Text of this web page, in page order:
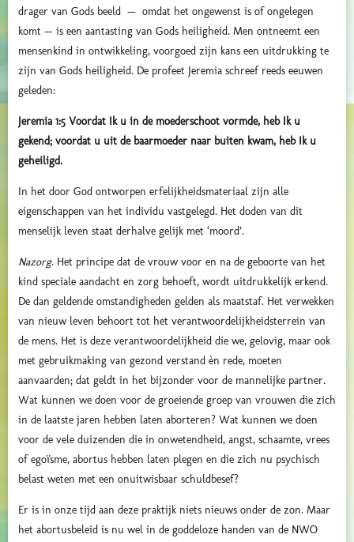
drager van Gods beeld — omdat het ongewenst is of ongelegen
komt — is een aantasting van Gods heiligheid. Men ontneemt een
mensenkind in ontwikkeling, voorgoed zijn kans een uitdrukking te
zijn van Gods heiligheid. De profeet Jeremia schreef reeds eeuwen
geleden:
Jeremia 1:5 Voordat Ik u in de moederschoot vormde, heb Ik u
gekend; voordat u uit de baarmoeder naar buiten kwam, heb Ik u
geheiligd.
In het door God ontworpen erfelijkheidsmateriaal zijn alle
eigenschappen van het individu vastgelegd. Het doden van dit
menselijk leven staat derhalve gelijk met ‘moord’.
Nazorg. Het principe dat de vrouw voor en na de geboorte van het
kind speciale aandacht en zorg behoeft, wordt uitdrukkelijk erkend.
De dan geldende omstandigheden gelden als maatstaf. Het verwekken
van nieuw leven behoort tot het verantwoordelijkheidsterrein van
de mens. Het is deze verantwoordelijkheid die we, gelovig, maar ook
met gebruikmaking van gezond verstand èn rede, moeten
aanvaarden; dat geldt in het bijzonder voor de mannelijke partner.
Wat kunnen we doen voor de groeiende groep van vrouwen die zich
in de laatste jaren hebben laten aborteren? Wat kunnen we doen
voor de vele duizenden die in onwetendheid, angst, schaamte, vrees
of egoïsme, abortus hebben laten plegen en die zich nu psychisch
belast weten met een onuitwisbaar schuldbesef?
Er is in onze tijd aan deze praktijk niets nieuws onder de zon. Maar
het abortusbeleid is nu wel in de goddeloze handen van de NWO